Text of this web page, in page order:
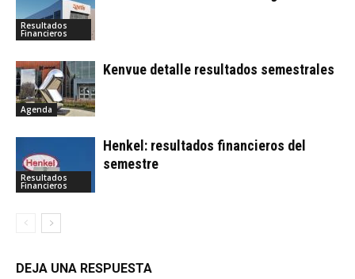
Resultados
Financieros
Agenda
Kenvue detalle resultados semestrales
Resultados
Financieros
Henkel: resultados financieros del
semestre
DEJA UNA RESPUESTA